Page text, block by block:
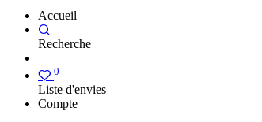
Accueil
Recherche
0
Liste d'envies
Compte